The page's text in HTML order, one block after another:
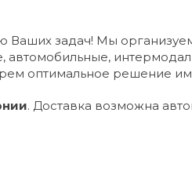
задач! Мы
автомобильные,
оптимальное решение
. Доставка возможна